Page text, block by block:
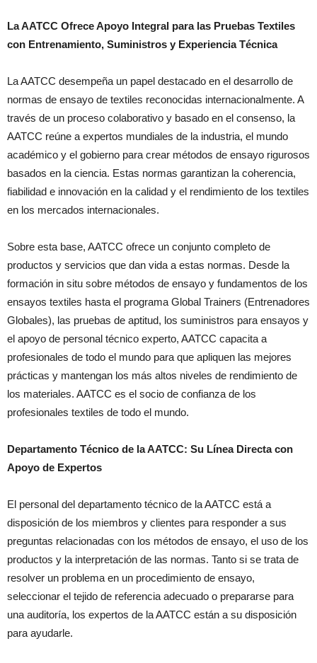
La AATCC Ofrece Apoyo Integral para las Pruebas Textiles
con Entrenamiento, Suministros y Experiencia Técnica
La AATCC desempeña un papel destacado en el desarrollo de
normas de ensayo de textiles reconocidas internacionalmente. A
través de un proceso colaborativo y basado en el consenso, la
AATCC reúne a expertos mundiales de la industria, el mundo
académico y el gobierno para crear métodos de ensayo rigurosos
basados en la ciencia. Estas normas garantizan la coherencia,
fiabilidad e innovación en la calidad y el rendimiento de los textiles
en los mercados internacionales.
Sobre esta base, AATCC ofrece un conjunto completo de
productos y servicios que dan vida a estas normas. Desde la
formación in situ sobre métodos de ensayo y fundamentos de los
ensayos textiles hasta el programa Global Trainers (Entrenadores
Globales), las pruebas de aptitud, los suministros para ensayos y
el apoyo de personal técnico experto, AATCC capacita a
profesionales de todo el mundo para que apliquen las mejores
prácticas y mantengan los más altos niveles de rendimiento de
los materiales. AATCC es el socio de confianza de los
profesionales textiles de todo el mundo.
Departamento Técnico de la AATCC: Su Línea Directa con
Apoyo de Expertos
El personal del departamento técnico de la AATCC está a
disposición de los miembros y clientes para responder a sus
preguntas relacionadas con los métodos de ensayo, el uso de los
productos y la interpretación de las normas. Tanto si se trata de
resolver un problema en un procedimiento de ensayo,
seleccionar el tejido de referencia adecuado o prepararse para
una auditoría, los expertos de la AATCC están a su disposición
para ayudarle.